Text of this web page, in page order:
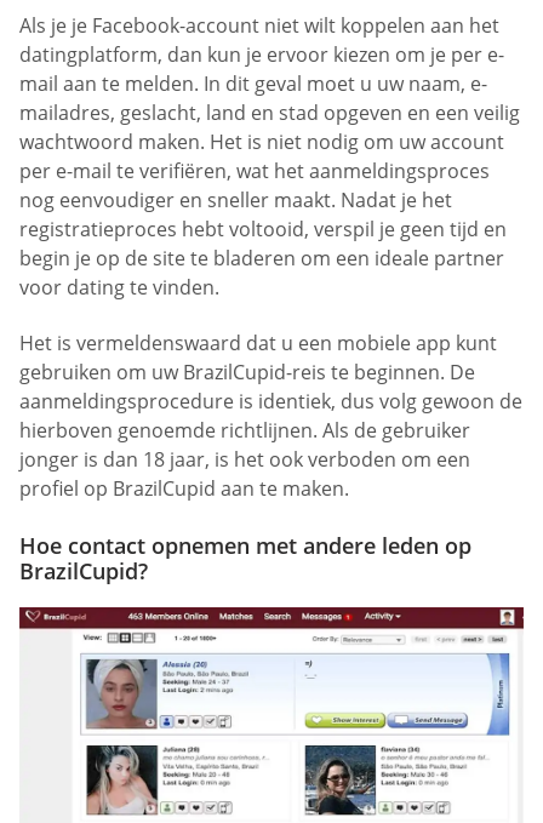
Als je je Facebook-account niet wilt koppelen aan het
datingplatform, dan kun je ervoor kiezen om je per e-
mail aan te melden. In dit geval moet u uw naam, e-
mailadres, geslacht, land en stad opgeven en een veilig
wachtwoord maken. Het is niet nodig om uw account
per e-mail te verifiëren, wat het aanmeldingsproces
nog eenvoudiger en sneller maakt. Nadat je het
registratieproces hebt voltooid, verspil je geen tijd en
begin je op de site te bladeren om een ideale partner
voor dating te vinden.
Het is vermeldenswaard dat u een mobiele app kunt
gebruiken om uw BrazilCupid-reis te beginnen. De
aanmeldingsprocedure is identiek, dus volg gewoon de
hierboven genoemde richtlijnen. Als de gebruiker
jonger is dan 18 jaar, is het ook verboden om een
profiel op BrazilCupid aan te maken.
Hoe contact opnemen met andere leden op
BrazilCupid?